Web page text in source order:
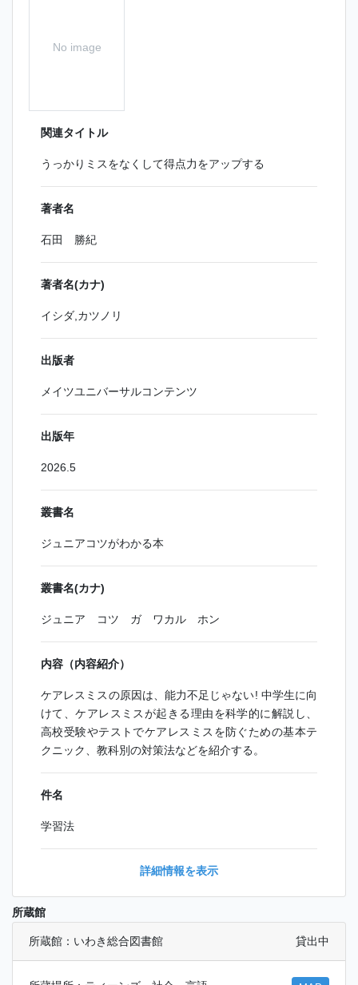
No image
関連タイトル
うっかりミスをなくして得点力をアップする
著者名
石田 勝紀
著者名(カナ)
イシダ,カツノリ
出版者
メイツユニバーサルコンテンツ
出版年
2026.5
叢書名
ジュニアコツがわかる本
叢書名(カナ)
ジュニア コツ ガ ワカル ホン
内容（内容紹介）
ケアレスミスの原因は、能力不足じゃない! 中学生に向
けて、ケアレスミスが起きる理由を科学的に解説し、
高校受験やテストでケアレスミスを防ぐための基本テ
クニック、教科別の対策法などを紹介する。
件名
学習法
詳細情報を表示
所蔵館
所蔵館：いわき総合図書館 貸出中